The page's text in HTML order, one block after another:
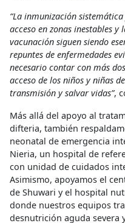
“La inmunización
acceso en zonas inestables
vacunación siguen siendo
repuntes de enfermedades
necesario contar con más
acceso de los niños y niñas
transmisión y salvar vidas”,
Más allá del apoyo al
difteria, también
neonatal de emergencia
Nieria, un hospital de
con unidad de cuidados
Asimismo, apoyamos el
de Shuwari y el hospital
donde nuestros equipos
desnutrición aguda severa